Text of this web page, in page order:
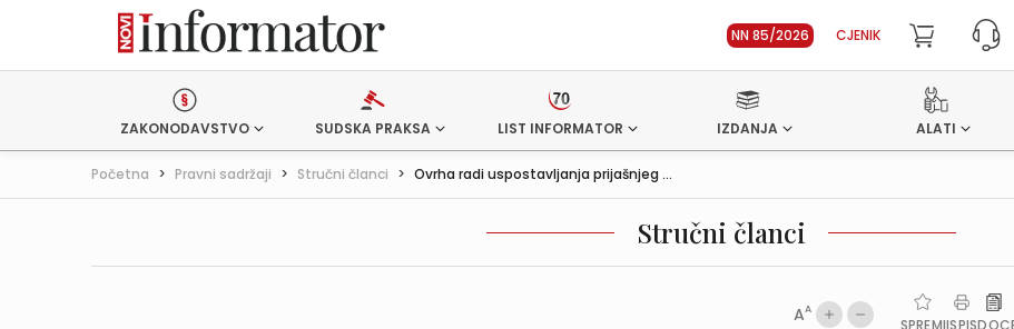
NN 85/2026 CJENIK
ZAKONODAVSTVO SUDSKA PRAKSA LIST INFORMATOR IZDANJA ALATI
Početna > Pravni sadržaji > Stručni članci > Ovrha radi uspostavljanja prijašnjeg ...
Stručni članci
AA
SPREMIISPISDOC